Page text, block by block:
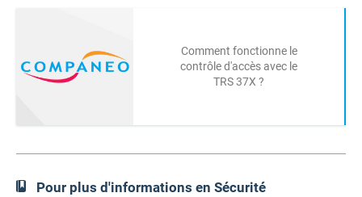
Comment fonctionne le
contrôle d'accès avec le
TRS 37X ?
Pour plus d'informations en Sécurité